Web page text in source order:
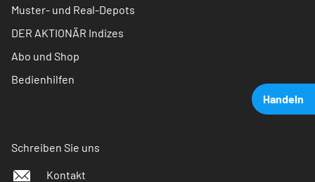
Handeln
Muster- und Real-Depots
DER AKTIONÄR Indizes
Abo und Shop
Bedienhilfen
Schreiben Sie uns
Kontakt